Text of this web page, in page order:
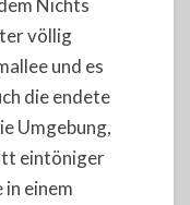
völlig
und es
die endete
Umgebung,
eintöniger
einem